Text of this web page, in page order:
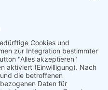
040 / 21 04 04 04-04
glinde@topf-online.de
Öffnungszeiten und mehr